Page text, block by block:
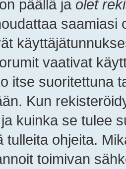
päällä ja olet
saamiasi
vaativat
itse suoritettuna
Kun
kuinka se tulee
tulleita ohjeita.
toimivan